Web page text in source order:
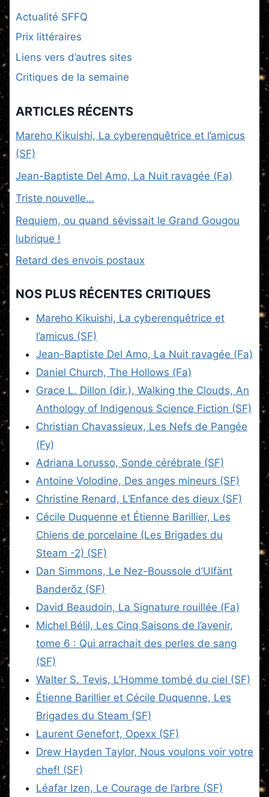
Actualité SFFQ
Prix littéraires
Liens vers d’autres sites
Critiques de la semaine
ARTICLES RÉCENTS
Mareho Kikuishi, La cyberenquêtrice et l’amicus
(SF)
Jean-Baptiste Del Amo, La Nuit ravagée (Fa)
Triste nouvelle…
Requiem, ou quand sévissait le Grand Gougou
lubrique !
Retard des envois postaux
NOS PLUS RÉCENTES CRITIQUES
Mareho Kikuishi, La cyberenquêtrice et
l’amicus (SF)
Jean-Baptiste Del Amo, La Nuit ravagée (Fa)
Daniel Church, The Hollows (Fa)
Grace L. Dillon (dir.), Walking the Clouds, An
Anthology of Indigenous Science Fiction (SF)
Christian Chavassieux, Les Nefs de Pangée
(Fy)
Adriana Lorusso, Sonde cérébrale (SF)
Antoine Volodine, Des anges mineurs (SF)
Christine Renard, L’Enfance des dieux (SF)
Cécile Duquenne et Étienne Barillier, Les
Chiens de porcelaine (Les Brigades du
Steam -2) (SF)
Dan Simmons, Le Nez-Boussole d’Ulfänt
Banderõz (SF)
David Beaudoin, La Signature rouillée (Fa)
Michel Bélil, Les Cinq Saisons de l’avenir,
tome 6 : Qui arrachait des perles de sang
(SF)
Walter S. Tevis, L’Homme tombé du ciel (SF)
Étienne Barillier et Cécile Duquenne, Les
Brigades du Steam (SF)
Laurent Genefort, Opexx (SF)
Drew Hayden Taylor, Nous voulons voir votre
chef! (SF)
Léafar Izen, Le Courage de l’arbre (SF)